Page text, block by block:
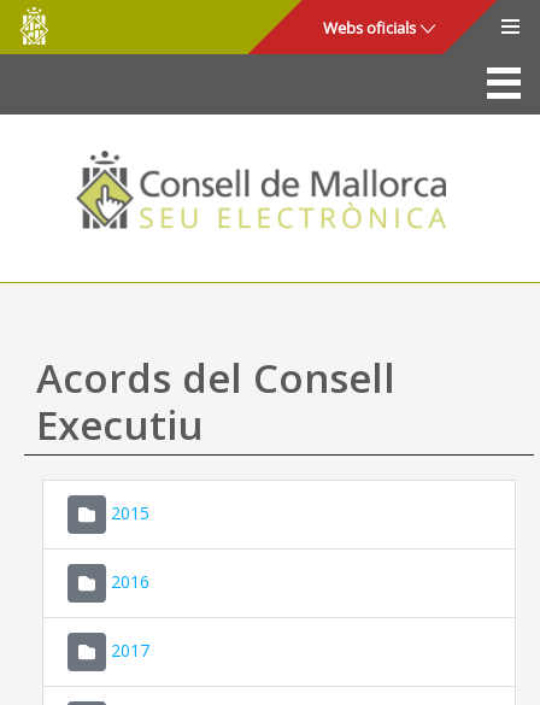
Salta al contingut principal
Consell
de
Mallorca
Webs oficials
La Seu
Consell de Mallorca
Accés i seguretat
Utilitats
Ajuda
Acords del Consell
Executiu
2015
2016
2017